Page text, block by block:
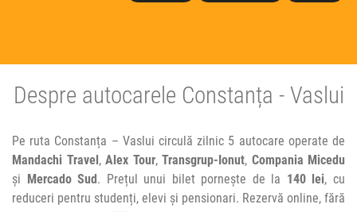
Despre autocarele Constanța - Vaslui
Pe ruta Constanța – Vaslui circulă zilnic 5 autocare operate de
Mandachi Travel , Alex Tour, Transgrup-Ionut, Compania Micedu
și
Mercado Sud. Prețul unui bilet pornește de la 140 lei, cu
reduceri pentru studenți, elevi și pensionari. Rezervă online, fără